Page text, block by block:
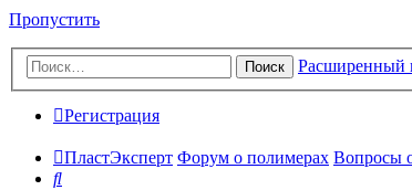
Пропустить
Поиск Расширенный
Регистрация
ПластЭксперт Форум о полимерах Вопросы
Поиск